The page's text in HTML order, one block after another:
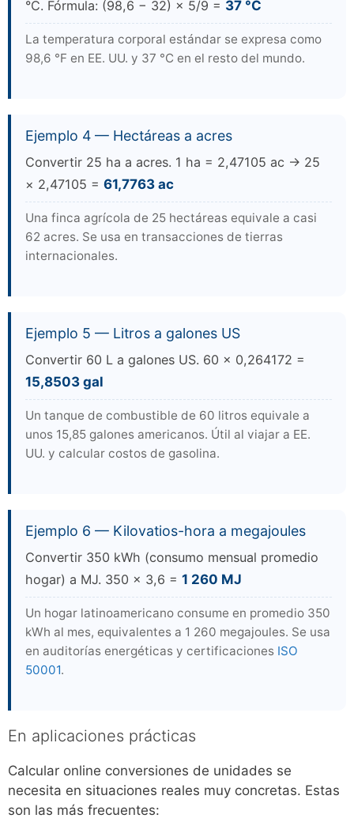
°C. Fórmula: (98,6 − 32) × 5/9 = 37 °C
La temperatura corporal estándar se expresa como
98,6 °F en EE. UU. y 37 °C en el resto del mundo.
Ejemplo 4 — Hectáreas a acres
Convertir 25 ha a acres. 1 ha = 2,47105 ac → 25
× 2,47105 = 61,7763 ac
Una finca agrícola de 25 hectáreas equivale a casi
62 acres. Se usa en transacciones de tierras
internacionales.
Ejemplo 5 — Litros a galones US
Convertir 60 L a galones US. 60 × 0,264172 =
15,8503 gal
Un tanque de combustible de 60 litros equivale a
unos 15,85 galones americanos. Útil al viajar a EE.
UU. y calcular costos de gasolina.
Ejemplo 6 — Kilovatios-hora a megajoules
Convertir 350 kWh (consumo mensual promedio
hogar) a MJ. 350 × 3,6 = 1 260 MJ
Un hogar latinoamericano consume en promedio 350
kWh al mes, equivalentes a 1 260 megajoules. Se usa
en auditorías energéticas y certificaciones ISO
50001.
En aplicaciones prácticas
Calcular online conversiones de unidades se
necesita en situaciones reales muy concretas. Estas
son las más frecuentes: